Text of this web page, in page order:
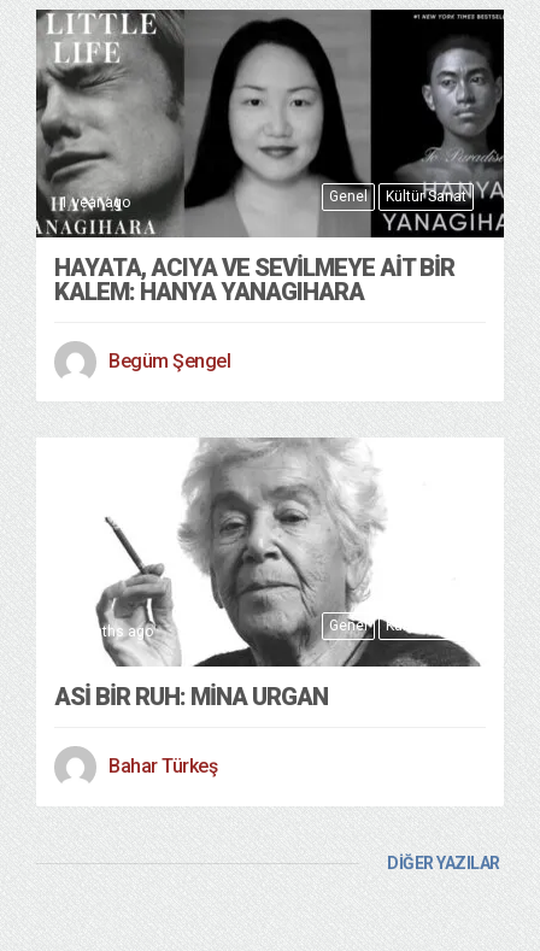
Genel Kültür Sanat
1 year ago
HAYATA, ACIYA VE SEVILMEYE AIT BIR
KALEM: HANYA YANAGIHARA
Begüm Şengel
Genel Kültür Sanat
8 months ago
ASI BIR RUH: MINA URGAN
Bahar Türkeş
DİĞER YAZILAR